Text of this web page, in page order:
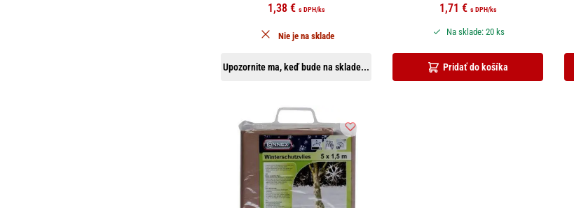
1,38 € s DPH/ks
Upozornite ma, keď bude na sklade...
Nie je na sklade
1,71 € s DPH/ks
Pridať do košíka
Na sklade: 20 ks